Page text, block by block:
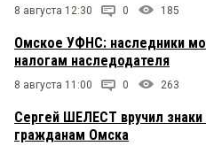
8 августа 12:30 0 185
Омское УФНС: наследники
налогам наследодателя
8 августа 11:00 0 263
Сергей ШЕЛЕСТ вручил
гражданам Омска